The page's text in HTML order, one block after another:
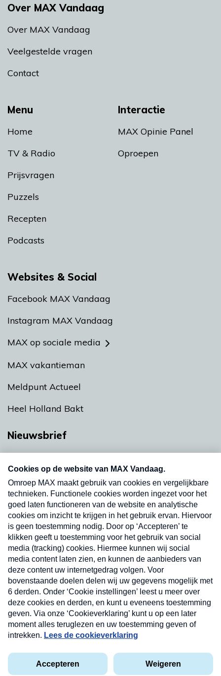
Menu
Home
TV & Radio
Prijsvragen
Puzzels
Recepten
Podcasts
Interactie
MAX Opinie Panel
Oproepen
Over MAX Vandaag
Over MAX Vandaag
Veelgestelde vragen
Contact
Websites & Social
Facebook MAX Vandaag
Instagram MAX Vandaag
MAX op sociale media
MAX vakantieman
Meldpunt Actueel
Heel Holland Bakt
Nieuwsbrief
nieuwsbrief. Elke vrijdag- en dinsdagochtend in
uw mailbox.
Verzend
Privacyverklaring
Cookieverklaring
Kwetsbaarheid melden
Nieuwsbrief
Neem hier een gratis abonnement op onze
nieuwsbrief. Elke vrijdag- en dinsdagochtend in uw